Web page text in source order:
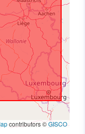
contributors ©GISCO